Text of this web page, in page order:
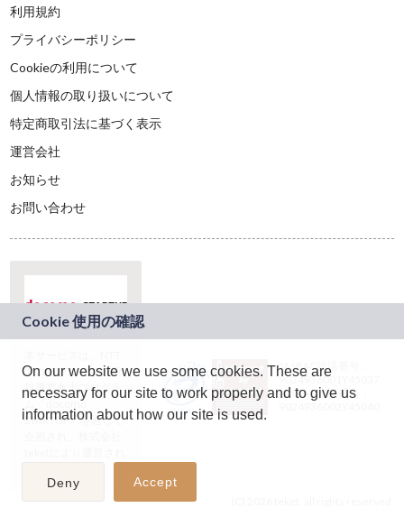
On our website we use some cookies. These are
necessary for our site to work properly and to give us
information about how our site is used.
Deny Accept
利用規約
プライバシーポリシー
Cookieの利用について
個人情報の取り扱いについて
特定商取引法に基づく表示
運営会社
お知らせ
お問い合わせ
ドコモグループの新
規事業創出プログラ
ム「docomo
STARTUP」を通じて
JASRAC許諾番号：
9024936001Y45037
JASRAC許諾番号：